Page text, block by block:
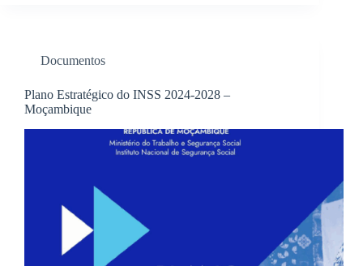
Documentos
Plano Estratégico do INSS 2024-2028 –
Moçambique